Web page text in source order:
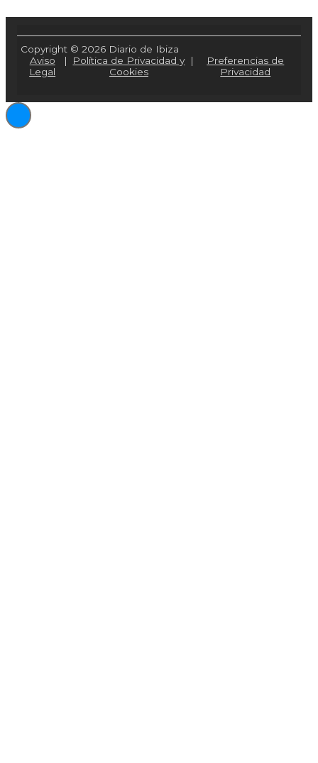
Copyright © 2026 Diario de Ibiza
Aviso
Legal
|
Política de Privacidad y
Cookies
|
Preferencias de
Privacidad